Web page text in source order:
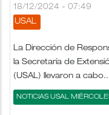
18/12/2024 - 07:49
USAL
La Dirección de
la Secretaría de
(USAL) llevaron a
NOTICIAS USAL